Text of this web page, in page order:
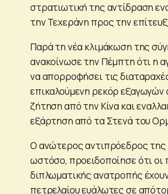
στρατιωτική της αντίδραση
την Τεχεράνη προς την
Παρά τη νέα κλιμάκωση της
ανακοίνωσε την Πέμπτη ότι η
να απορροφήσει τις
επικαλούμενη ρεκόρ
ζήτηση από την Κίνα και
εξάρτηση από τα Στενά του
Ο ανώτερος αντιπρόεδρος της
ωστόσο, προειδοποίησε ότι
διπλωματικής ανατροπής
πετρελαίου ευάλωτες σε